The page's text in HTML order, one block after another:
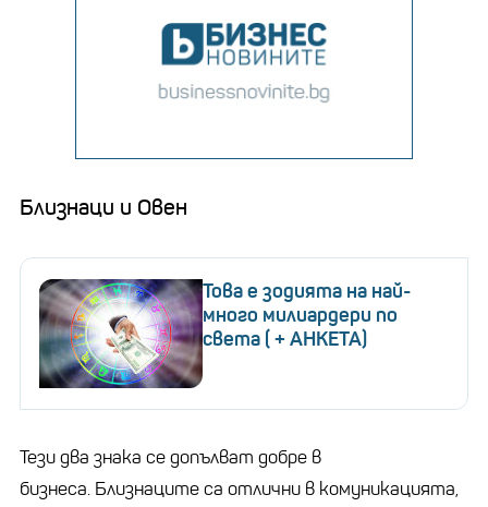
Близнаци и Овен
Това е зодията на най-
много милиардери по
света ( + АНКЕТА)
Тези два знака се допълват добре в
бизнеса. Близнаците са отлични в комуникацията,